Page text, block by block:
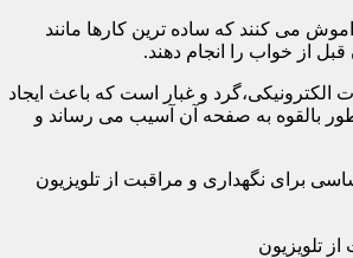
می کنند که ساده ترین کارها مانند
از خواب را انجام دهند.
الکترونیکی،گرد و غبار است که باعث ایجاد
بالقوه به صفحه آن آسیب می رساند و
۱۲ نکته اساسی برای نگهداری و مراقبت از تلویزیون
تلویزیون